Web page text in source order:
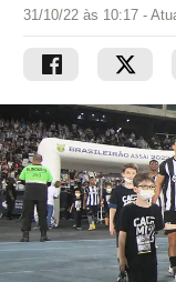
31/10/22 às 10:17 -